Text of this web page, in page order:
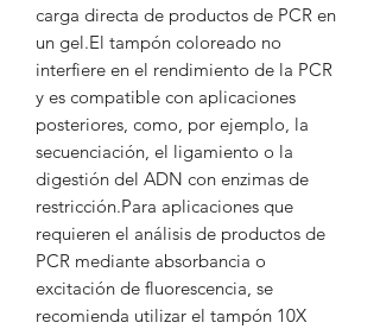
carga directa de productos de PCR en
un gel.El tampón coloreado no
interfiere en el rendimiento de la PCR
y es compatible con aplicaciones
posteriores, como, por ejemplo, la
secuenciación, el ligamiento o la
digestión del ADN con enzimas de
restricción.Para aplicaciones que
requieren el análisis de productos de
PCR mediante absorbancia o
excitación de fluorescencia, se
recomienda utilizar el tampón 10X